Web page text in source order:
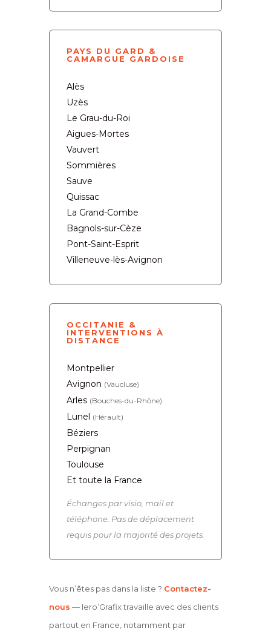
PAYS DU GARD &
CAMARGUE GARDOISE
Alès
Uzès
Le Grau-du-Roi
Aigues-Mortes
Vauvert
Sommières
Sauve
Quissac
La Grand-Combe
Bagnols-sur-Cèze
Pont-Saint-Esprit
Villeneuve-lès-Avignon
OCCITANIE &
INTERVENTIONS À
DISTANCE
Montpellier
Avignon (Vaucluse)
Arles (Bouches-du-Rhône)
Lunel (Hérault)
Béziers
Perpignan
Toulouse
Et toute la France
Échanges par visio, mail et
téléphone. Pas de déplacement
requis pour la majorité des projets.
Vous n’êtes pas dans la liste ? Contactez-
nous — Iero’Grafix travaille avec des clients
partout en France, notamment par